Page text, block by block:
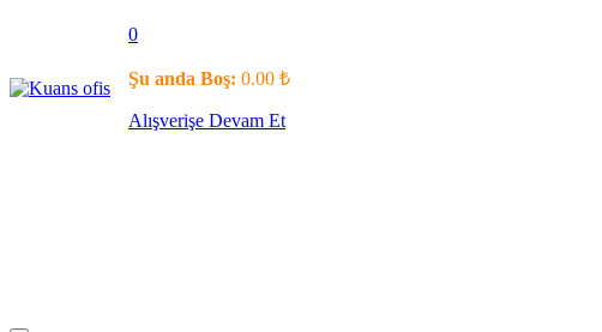
0
Şu anda Boş: 0.00 ₺
Alışverişe Devam Et